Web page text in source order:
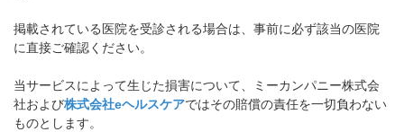
掲載されている医院を受診される場合は、事前に必ず該当の医院
に直接ご確認ください。
当サービスによって生じた損害について、ミーカンパニー株式会
社および株式会社eヘルスケアではその賠償の責任を一切負わない
ものとします。